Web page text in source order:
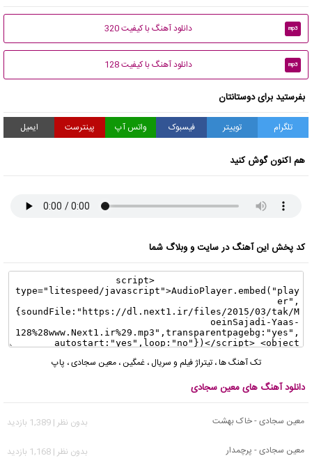
mp3 دانلود آهنگ با کیفیت 320
mp3 دانلود آهنگ با کیفیت 128
بفرستید برای دوستانتان
تلگرام توییتر فیسبوک واتس آپ پینترست ایمیل
هم اکنون گوش کنید
کد پخش این آهنگ در سایت و وبلاگ شما
تک آهنگ ها،تیتراژ فیلم و سریال ،غمگین ،معین سجادی، پاپ
دانلود آهنگ های معین سجادی
معین سجادی - خاک بهشت
بدون نظر | 1,389 بازدید
معین سجادی - پرچمدار
بدون نظر | 1,168 بازدید